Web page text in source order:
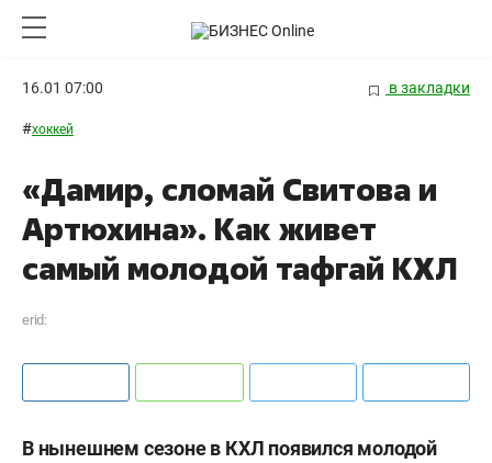
16.01 07:00 в закладки
#хоккей
«Дамир, сломай Свитова и
Артюхина». Как живет
самый молодой тафгай КХЛ
erid:
В нынешнем сезоне в КХЛ появился молодой